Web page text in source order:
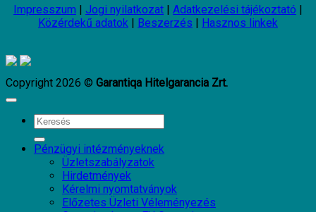
Impresszum | Jogi nyilatkozat | Adatkezelési tájékoztató |
Közérdekű adatok | Beszerzés | Hasznos linkek
Copyright 2026 © Garantiqa Hitelgarancia Zrt.
Pénzügyi intézményeknek
Üzletszabályzatok
Hirdetmények
Kérelmi nyomtatványok
Előzetes Üzleti Véleményezés